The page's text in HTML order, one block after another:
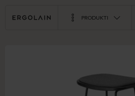
PRODUKTI